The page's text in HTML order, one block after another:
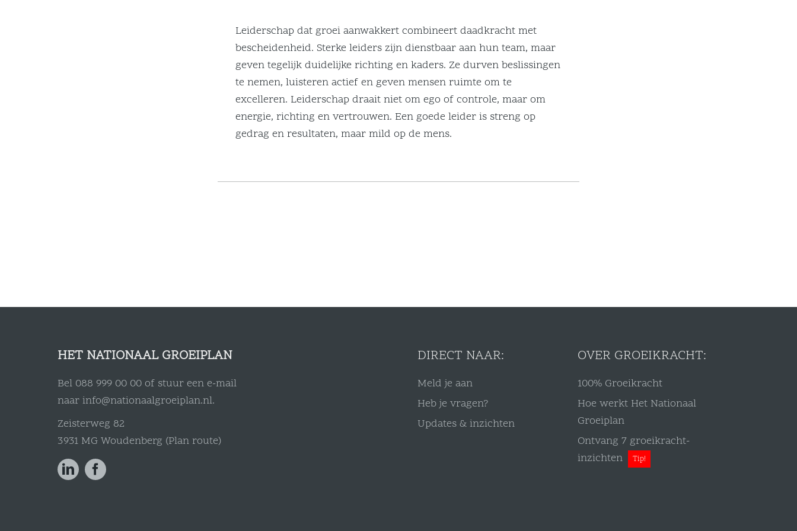
Leiderschap dat groei aanwakkert combineert daadkracht met
bescheidenheid. Sterke leiders zijn dienstbaar aan hun team, maar
geven tegelijk duidelijke richting en kaders. Ze durven beslissingen
te nemen, luisteren actief en geven mensen ruimte om te
excelleren. Leiderschap draait niet om ego of controle, maar om
energie, richting en vertrouwen. Een goede leider is streng op
gedrag en resultaten, maar mild op de mens.
HET NATIONAAL GROEIPLAN
Bel 088 999 00 00 of stuur een e-mail
naarinfo@nationaalgroeiplan.nl.
Zeisterweg 82
3931 MG Woudenberg (Plan route)
DIRECT NAAR:
Meld je aan
Heb je vragen?
Updates & inzichten
OVER GROEIKRACHT:
100% Groeikracht
Hoe werkt Het Nationaal
Groeiplan
Ontvang 7 groeikracht-
inzichten
Tip!